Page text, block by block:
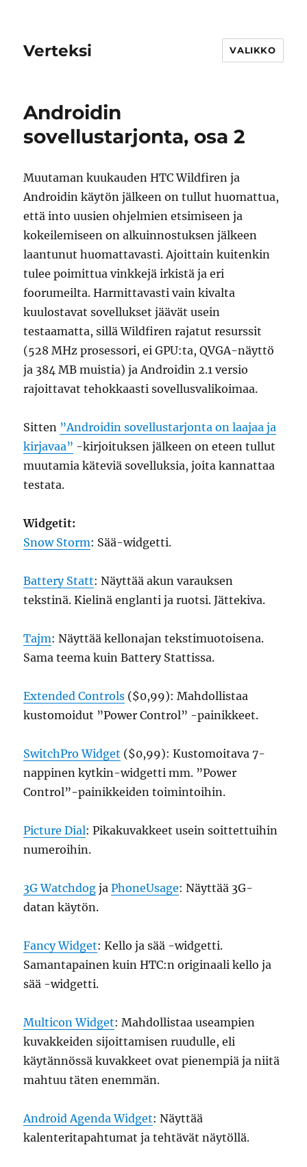
Verteksi VALIKKO
Androidin
sovellustarjonta, osa 2
Muutaman kuukauden HTC Wildfiren ja
Androidin käytön jälkeen on tullut huomattua,
että into uusien ohjelmien etsimiseen ja
kokeilemiseen on alkuinnostuksen jälkeen
laantunut huomattavasti. Ajoittain kuitenkin
tulee poimittua vinkkejä irkistä ja eri
foorumeilta. Harmittavasti vain kivalta
kuulostavat sovellukset jäävät usein
testaamatta, sillä Wildfiren rajatut resurssit
(528 MHz prosessori, ei GPU:ta, QVGA-näyttö
ja 384 MB muistia) ja Androidin 2.1 versio
rajoittavat tehokkaasti sovellusvalikoimaa.
Sitten ”Androidin sovellustarjonta on laajaa ja
kirjavaa” -kirjoituksen jälkeen on eteen tullut
muutamia käteviä sovelluksia, joita kannattaa
testata.
Widgetit:
Snow Storm: Sää-widgetti.
Battery Statt: Näyttää akun varauksen
tekstinä. Kielinä englanti ja ruotsi. Jättekiva.
Tajm: Näyttää kellonajan tekstimuotoisena.
Sama teema kuin Battery Stattissa.
Extended Controls ($0,99): Mahdollistaa
kustomoidut ”Power Control” -painikkeet.
SwitchPro Widget ($0,99): Kustomoitava 7-
nappinen kytkin-widgetti mm. ”Power
Control”-painikkeiden toimintoihin.
Picture Dial: Pikakuvakkeet usein soittettuihin
numeroihin.
3G Watchdog jaPhoneUsage: Näyttää 3G-
datan käytön.
Fancy Widget: Kello ja sää -widgetti.
Samantapainen kuin HTC:n originaali kello ja
sää -widgetti.
Multicon Widget: Mahdollistaa useampien
kuvakkeiden sijoittamisen ruudulle, eli
käytännössä kuvakkeet ovat pienempiä ja niitä
mahtuu täten enemmän.
Android Agenda Widget: Näyttää
kalenteritapahtumat ja tehtävät näytöllä.